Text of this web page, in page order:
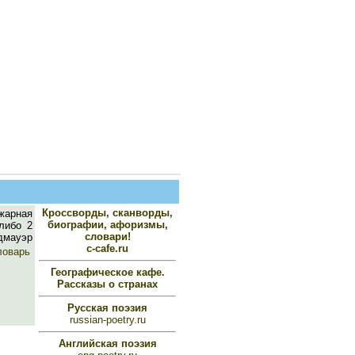
2
Кроссворды, сканворды,
биографии, афоризмы,
словари!
c-cafe.ru
Географическое кафе.
Рассказы о странах
Русская поэзия
russian-poetry.ru
Английская поэзия